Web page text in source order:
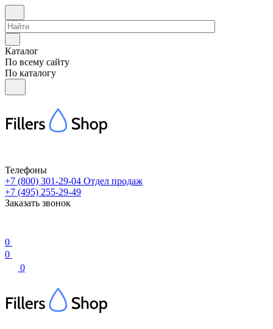
Каталог
По всему сайту
По каталогу
Телефоны
+7 (800) 301-29-04 Отдел продаж
+7 (495) 255-29-49
Заказать звонок
0
0
0